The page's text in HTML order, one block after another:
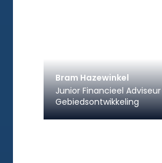
Bram Hazewinkel
Junior Financieel Adviseur
Gebiedsontwikkeling